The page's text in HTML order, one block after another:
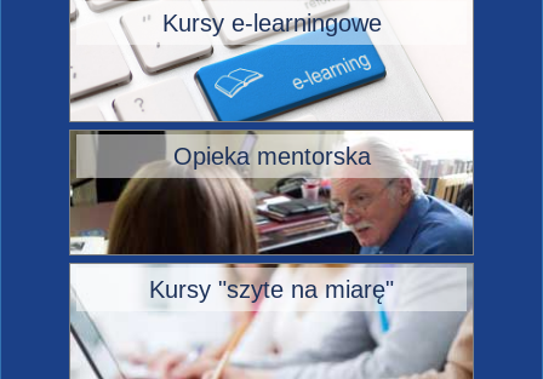
Kursy e-learningowe
Opieka mentorska
Kursy "szyte na miarę"